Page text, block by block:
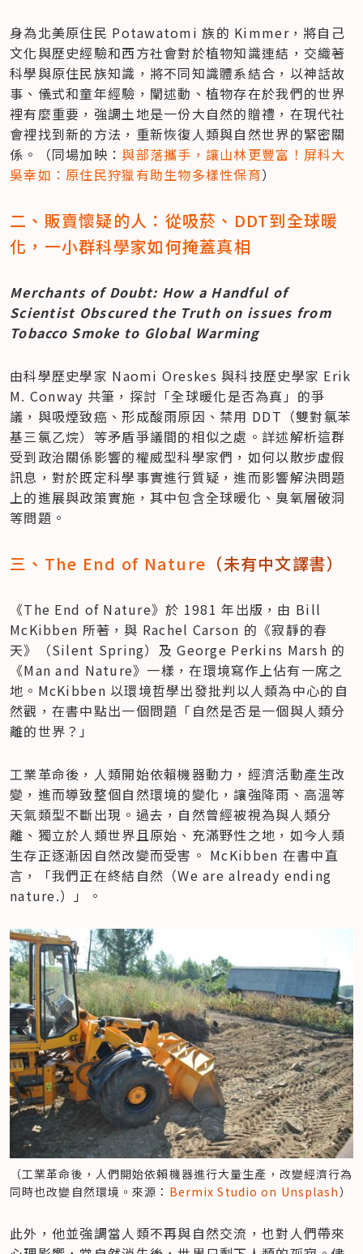
身為北美原住民 Potawatomi 族的 Kimmer，將自己
文化與歷史經驗和西方社會對於植物知識連結，交織著
科學與原住民族知識，將不同知識體系結合，以神話故
事、儀式和童年經驗，闡述動、植物存在於我們的世界
裡有麼重要，強調土地是一份大自然的贈禮，在現代社
會裡找到新的方法，重新恢復人類與自然世界的緊密關
係。（同場加映： 與部落攜手，讓山林更豐富！屏科大
吳幸如：原住民狩獵有助生物多樣性保育）
二、販賣懷疑的人：從吸菸、DDT到全球暖
化，一小群科學家如何掩蓋真相
Merchants of Doubt: How a Handful of
Scientist Obscured the Truth on issues from
Tobacco Smoke to Global Warming
由科學歷史學家 Naomi Oreskes 與科技歷史學家 Erik
M. Conway 共筆，探討「全球暖化是否為真」的爭
議，與吸煙致癌、形成酸雨原因、禁用 DDT（雙對氯苯
基三氯乙烷）等矛盾爭議間的相似之處。詳述解析這群
受到政治關係影響的權威型科學家們，如何以散步虛假
訊息，對於既定科學事實進行質疑，進而影響解決問題
上的進展與政策實施，其中包含全球暖化、臭氧層破洞
等問題。
三、The End of Nature （未有中文譯書）
《The End of Nature》於 1981 年出版，由 Bill
McKibben 所著，與 Rachel Carson 的《寂靜的春
天》（Silent Spring）及 George Perkins Marsh 的
《Man and Nature》一樣，在環境寫作上佔有一席之
地。McKibben 以環境哲學出發批判以人類為中心的自
然觀，在書中點出一個問題「自然是否是一個與人類分
離的世界？」
工業革命後，人類開始依賴機器動力，經濟活動產生改
變，進而導致整個自然環境的變化，讓強降雨、高溫等
天氣類型不斷出現。過去，自然曾經被視為與人類分
離、獨立於人類世界且原始、充滿野性之地，如今人類
生存正逐漸因自然改變而受害。 McKibben 在書中直
言，「我們正在終結自然（We are already ending
nature.）」。
（工業革命後，人們開始依賴機器進行大量生產，改變經濟行為
同時也改變自然環境。來源： Bermix Studio on Unsplash）
此外，他並強調當人類不再與自然交流，也對人們帶來